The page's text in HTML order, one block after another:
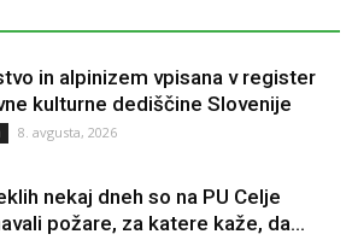
in alpinizem vpisana v register
kulturne dediščine Slovenije
8. avgusta, 2026
nekaj dneh so na PU Celje
požare, za katere kaže, da...